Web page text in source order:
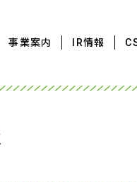
事業案内 IR情報